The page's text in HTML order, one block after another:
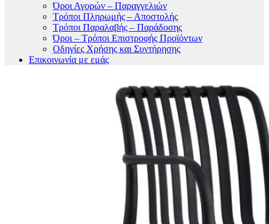
Όροι Αγορών – Παραγγελιών
Τρόποι Πληρωμής – Αποστολής
Τρόποι Παραλαβής – Παράδοσης
Όροι – Τρόποι Επιστροφής Προϊόντων
Οδηγίες Χρήσης και Συντήρησης
Επικοινωνία με εμάς